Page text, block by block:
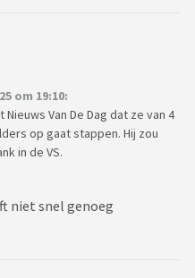
om 19:10:
Van De Dag dat ze van 4
op gaat stappen. Hij zou
in de VS.
niet snel genoeg